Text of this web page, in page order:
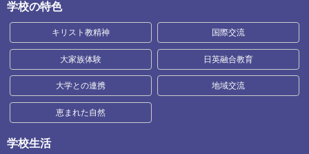
学校の特色
キリスト教精神 国際交流
大家族体験 日英融合教育
大学との連携 地域交流
恵まれた自然
学校生活